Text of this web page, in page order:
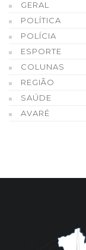
GERAL
POLÍTICA
POLÍCIA
ESPORTE
COLUNAS
REGIÃO
SAÚDE
AVARÉ